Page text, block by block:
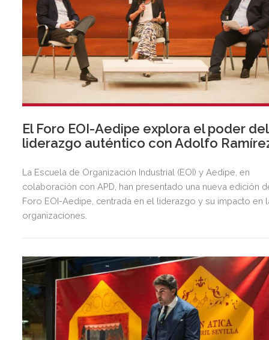
El Foro EOI-Aedipe explora el poder del
liderazgo auténtico con Adolfo
La Escuela de Organización Industrial (EOI) y Aedipe, en
colaboración con APD, han presentado una nueva edición
Foro EOI-Aedipe, centrada en el liderazgo y su impacto en
organizaciones.